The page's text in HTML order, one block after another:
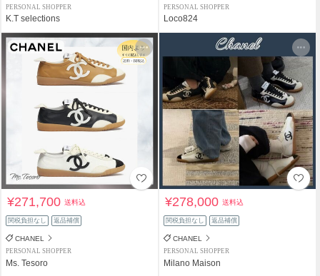
PERSONAL SHOPPER
K.T selections
PERSONAL SHOPPER
Loco824
¥271,700送料込
関税負担なし 返品補償
CHANEL
PERSONAL SHOPPER
Ms. Tesoro
¥278,000送料込
関税負担なし 返品補償
CHANEL
PERSONAL SHOPPER
Milano Maison